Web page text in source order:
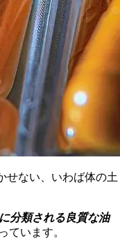
せない、いわば体の土
分類される良質な油
ています。